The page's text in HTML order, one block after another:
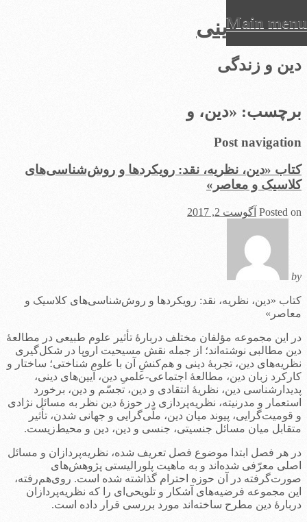
عرفان دینی
دین و زندگی
Main menu
to
content
برچسب: «دین، و
Post navigation
کتاب «دین، نظریه، نقد: رویکردها و روش‌شناسی‌های
کلاسیک و معاصر»
Posted on آگوست 2, 2017
by
کتاب «دین، نظریه، نقد: رویکردها و روش‌شناسی‌های کلاسیک و
معاصر»
در این مجموعه مؤلفان مختلف دربارۀ تأثیر علوم طبیعی در مطالعۀ
دین مطالبی نوشته‌اند؛ از جمله نقش مسیحیت اروپا در شکل‌گیری
نظریه‌های دین، تجربۀ دینی و هم‌کنشِ آن با علوم شناختی؛ ساختار و
کارکرد زبان دین، مطالعۀ اجتماعی-علمیِ دین، آیین‌های دینی،
پدیدارشناسی دین، نظریۀ انتقادی و دین، تجسّم و دین، برخورد
استعمار و مدرنیته، نظریه‌پردازی در حوزۀ دین نظر به مسائل نژادی
و قومیت‌گرایی، پیوند میان دین، ملّی‌گرایی و جهانی شدن، تأثیر
متقابل میان مسائل جنسیتی، جنسی و دین، دین و محیط‌زیست.
در هر فصل ابتدا موضوع فصل تعریف شده، نظریه‌پردازان و مسائل
اصلی معرّفی شده‌اند و به ماهیت پلورالیستی پژوهش‌های
صورت‌گرفته در آن حوزه احترام گذاشته شده است. روی‌هم‌رفته،
این مجموعه فرضیه‌های آشکار و تلویحی‌ای را که نظریه‌پردازان
دربارۀ دین مطرح ساخته‌اند مورد بررسی قرار داده است.